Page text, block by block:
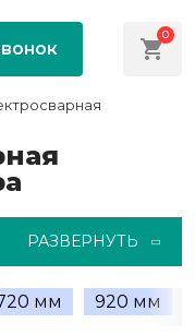
0
РАЗВЕРНУТЬ
мм 920 мм